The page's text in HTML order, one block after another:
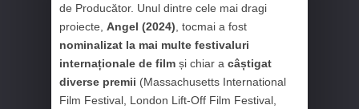
de Producător. Unul dintre cele mai dragi
proiecte, Angel (2024) , tocmai a fost
nominalizat la mai multe festivaluri
internaționale de film și chiar a câștigat
diverse premii (Massachusetts International
Film Festival, London Lift-Off Film Festival,